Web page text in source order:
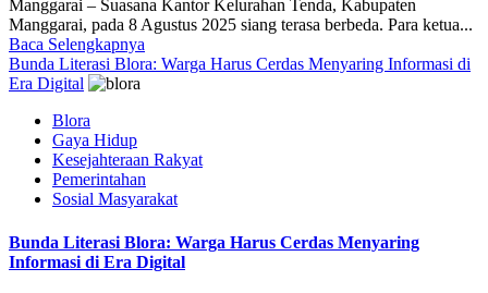
Manggarai – Suasana Kantor Kelurahan Tenda, Kabupaten
Manggarai, pada 8 Agustus 2025 siang terasa berbeda. Para ketua...
Baca Selengkapnya
Bunda Literasi Blora: Warga Harus Cerdas Menyaring Informasi di
Era Digital
Blora
Gaya Hidup
Kesejahteraan Rakyat
Pemerintahan
Sosial Masyarakat
Bunda Literasi Blora: Warga Harus Cerdas Menyaring
Informasi di Era Digital